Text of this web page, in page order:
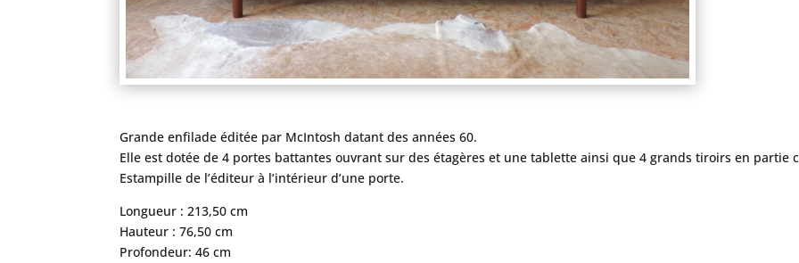
Grande enfilade éditée par McIntosh datant des années 60.
Elle est dotée de 4 portes battantes ouvrant sur des étagères et une tablette ainsi que 4 grands tiroirs en partie
Estampille de l’éditeur à l’intérieur d’une porte.
Longueur : 213,50 cm
Hauteur : 76,50 cm
Profondeur: 46 cm